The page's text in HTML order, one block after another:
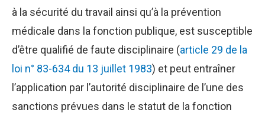
à la sécurité du travail ainsi qu’à la prévention
médicale dans la fonction publique, est susceptible
d’être qualifié de faute disciplinaire (article 29 de la
loi n° 83-634 du 13 juillet 1983) et peut entraîner
l’application par l’autorité disciplinaire de l’une des
sanctions prévues dans le statut de la fonction